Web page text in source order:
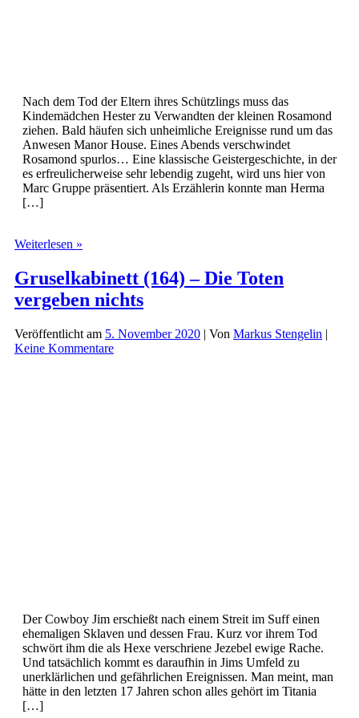
Nach dem Tod der Eltern ihres Schützlings muss das
Kindemädchen Hester zu Verwandten der kleinen Rosamond
ziehen. Bald häufen sich unheimliche Ereignisse rund um das
Anwesen Manor House. Eines Abends verschwindet
Rosamond spurlos… Eine klassische Geistergeschichte, in der
es erfreulicherweise sehr lebendig zugeht, wird uns hier von
Marc Gruppe präsentiert. Als Erzählerin konnte man Herma
[…]
Weiterlesen »
Das
alte
erzählt
Gruselkabinett (164) – Die Toten
vergeben nichts
Veröffentlicht am 5. November 2020 | Von Markus Stengelin |
Keine Kommentare
Der Cowboy Jim erschießt nach einem Streit im Suff einen
ehemaligen Sklaven und dessen Frau. Kurz vor ihrem Tod
schwört ihm die als Hexe verschriene Jezebel ewige Rache.
Und tatsächlich kommt es daraufhin in Jims Umfeld zu
unerklärlichen und gefährlichen Ereignissen. Man meint, man
hätte in den letzten 17 Jahren schon alles gehört im Titania
[…]